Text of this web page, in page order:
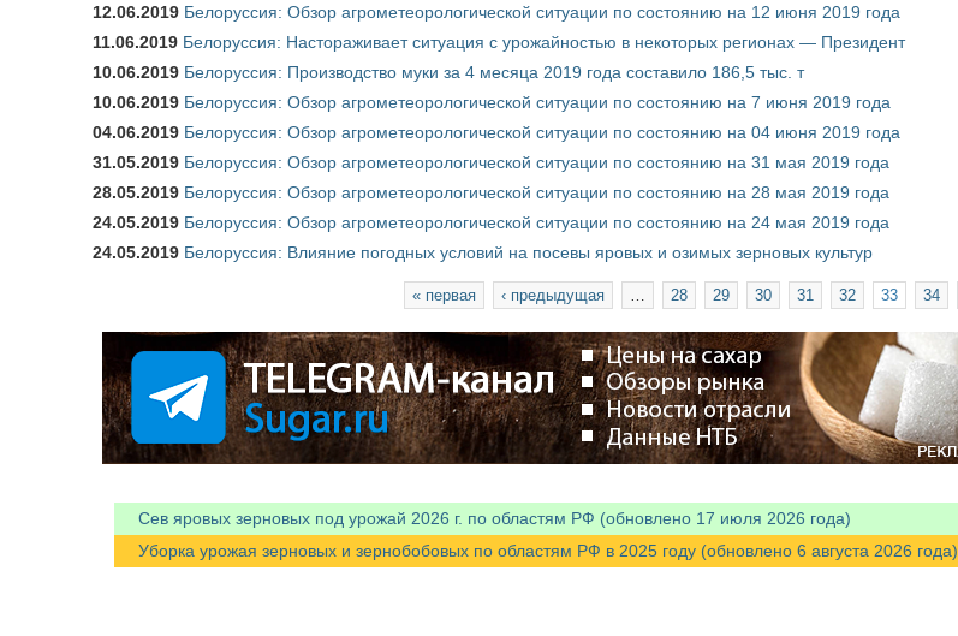
12.06.2019 Белоруссия: Обзор агрометеорологической ситуации по состоянию на 12 июня 2019 года
11.06.2019 Белоруссия: Настораживает ситуация с урожайностью в некоторых регионах — Президент
10.06.2019 Белоруссия: Производство муки за 4 месяца 2019 года составило 186,5 тыс. т
10.06.2019 Белоруссия: Обзор агрометеорологической ситуации по состоянию на 7 июня 2019 года
04.06.2019 Белоруссия: Обзор агрометеорологической ситуации по состоянию на 04 июня 2019 года
31.05.2019 Белоруссия: Обзор агрометеорологической ситуации по состоянию на 31 мая 2019 года
28.05.2019 Белоруссия: Обзор агрометеорологической ситуации по состоянию на 28 мая 2019 года
24.05.2019 Белоруссия: Обзор агрометеорологической ситуации по состоянию на 24 мая 2019 года
24.05.2019 Белоруссия: Влияние погодных условий на посевы яровых и озимых зерновых культур
« первая ‹ предыдущая 28 29 30 31 32 33 34
Сев яровых зерновых под урожай 2026 г. по областям РФ (обновлено 17 июля 2026 года)
Уборка урожая зерновых и зернобобовых по областям РФ в 2025 году (обновлено 6 августа 2026 года)